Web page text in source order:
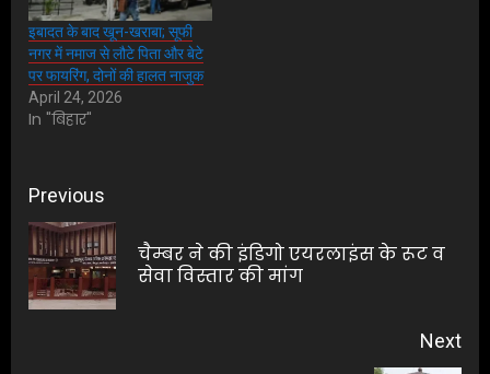
इबादत के बाद खून-खराबा; सूफी
नगर में नमाज से लौटे पिता और बेटे
पर फायरिंग, दोनों की हालत नाजुक
April 24, 2026
In "बिहार"
Post
navigation
Previous
चैम्बर ने की इंडिगो एयरलाइंस के रूट व
सेवा विस्तार की मांग
Next